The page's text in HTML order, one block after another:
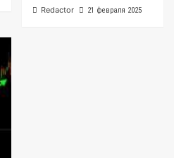
Redactor 21 февраля 2025